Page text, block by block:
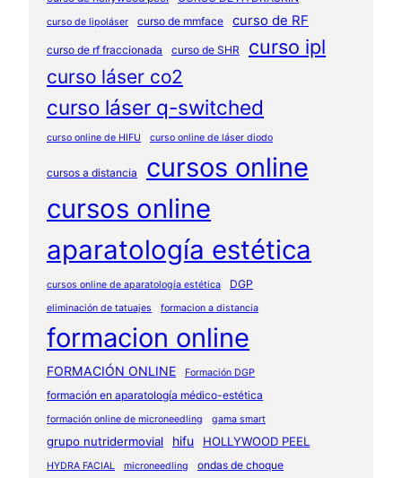
curso de lipoláser curso de mmface curso de RF
curso de rf fraccionada curso de SHR curso ipl
curso láser co2
curso láser q-switched
curso online de HIFU curso online de láser diodo
cursos a distancia
cursos online
cursos online
aparatología estética
cursos online de aparatología estética DGP
eliminación de tatuajes formacion a distancia
formacion online
FORMACIÓN ONLINE Formación DGP
formación en aparatología médico-estética
formación online de microneedling gama smart
grupo nutridermovial hifu HOLLYWOOD PEEL
HYDRA FACIAL microneedling ondas de choque